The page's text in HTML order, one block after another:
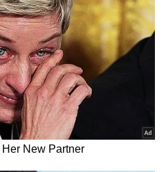
Kannada News),
ಪ್ರಸಾರಗಳೊಂದಿಗೆ
ಮಾಹಿತಿ ಒಂದೇ
ಸುವರ್ಣ ನ್ಯೂಸ್ ಅಧಿಕೃತ
ಎಲ್ಲಾ ಅಪ್‌ಡೇಟ್